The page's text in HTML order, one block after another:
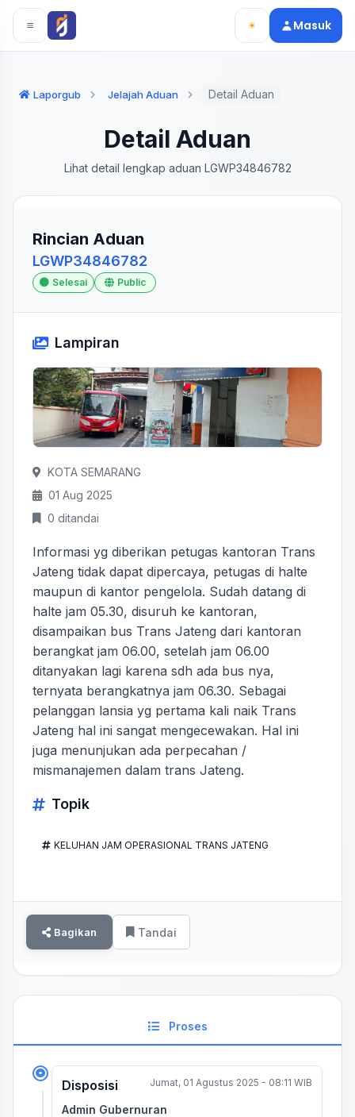
Langsung ke konten utama
Langsung ke navigasi
Masuk
Laporgub Jelajah Aduan Detail Aduan
Detail Aduan
Lihat detail lengkap aduan LGWP34846782
Rincian Aduan
LGWP34846782
Selesai Public
Lampiran
KOTA SEMARANG
01 Aug 2025
0 ditandai
Informasi yg diberikan petugas kantoran Trans
Jateng tidak dapat dipercaya, petugas di halte
maupun di kantor pengelola. Sudah datang di
halte jam 05.30, disuruh ke kantoran,
disampaikan bus Trans Jateng dari kantoran
berangkat jam 06.00, setelah jam 06.00
ditanyakan lagi karena sdh ada bus nya,
ternyata berangkatnya jam 06.30. Sebagai
pelanggan lansia yg pertama kali naik Trans
Jateng hal ini sangat mengecewakan. Hal ini
juga menunjukan ada perpecahan /
mismanajemen dalam trans Jateng.
Topik
KELUHAN JAM OPERASIONAL TRANS JATENG
Bagikan Tandai
Proses
Disposisi Jumat, 01 Agustus 2025 - 08:11 WIB
Admin Gubernuran